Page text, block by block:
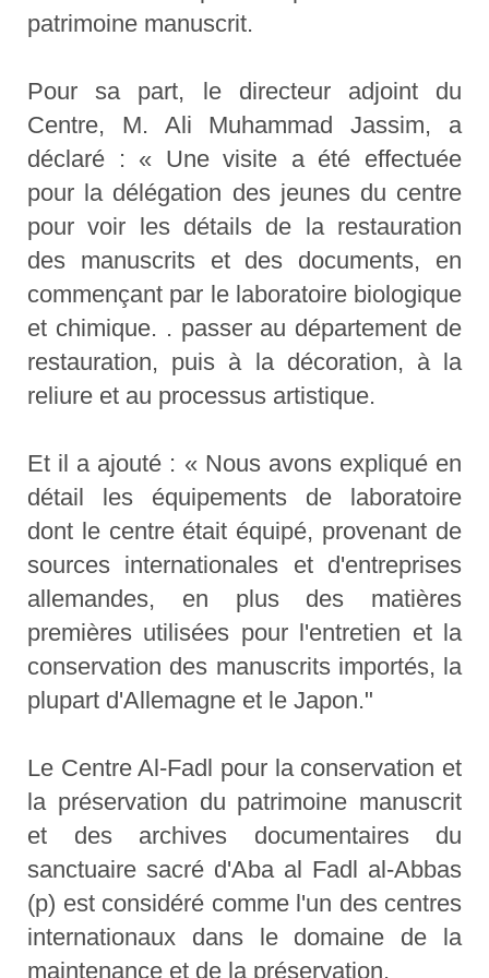
patrimoine manuscrit.
Pour sa part, le directeur adjoint du
Centre, M. Ali Muhammad Jassim, a
déclaré : « Une visite a été effectuée
pour la délégation des jeunes du centre
pour voir les détails de la restauration
des manuscrits et des documents, en
commençant par le laboratoire biologique
et chimique. . passer au département de
restauration, puis à la décoration, à la
reliure et au processus artistique.
Et il a ajouté : « Nous avons expliqué en
détail les équipements de laboratoire
dont le centre était équipé, provenant de
sources internationales et d'entreprises
allemandes, en plus des matières
premières utilisées pour l'entretien et la
conservation des manuscrits importés, la
plupart d'Allemagne et le Japon."
Le Centre Al-Fadl pour la conservation et
la préservation du patrimoine manuscrit
et des archives documentaires du
sanctuaire sacré d'Aba al Fadl al-Abbas
(p) est considéré comme l'un des centres
internationaux dans le domaine de la
maintenance et de la préservation.